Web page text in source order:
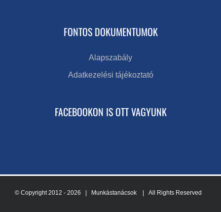
FONTOS DOKUMENTUMOK
Alapszabály
Adatkezelési tájékoztató
FACEBOOKON IS OTT VAGYUNK
© Copyright 2012 - 2026 | Munkástanácsok | All Rights Reserved